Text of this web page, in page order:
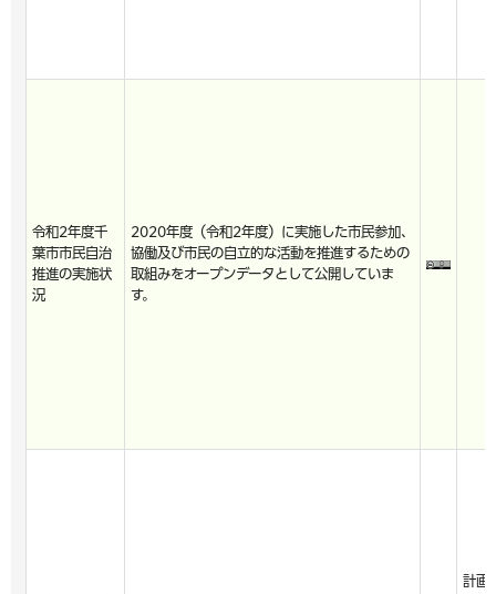
令和2年度千
葉市市民自治
推進の実施状
況
2020年度（令和2年度）に実施した市民参加、
協働及び市民の自立的な活動を推進するための
取組みをオープンデータとして公開していま
す。
計画